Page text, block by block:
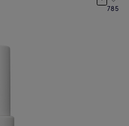
785